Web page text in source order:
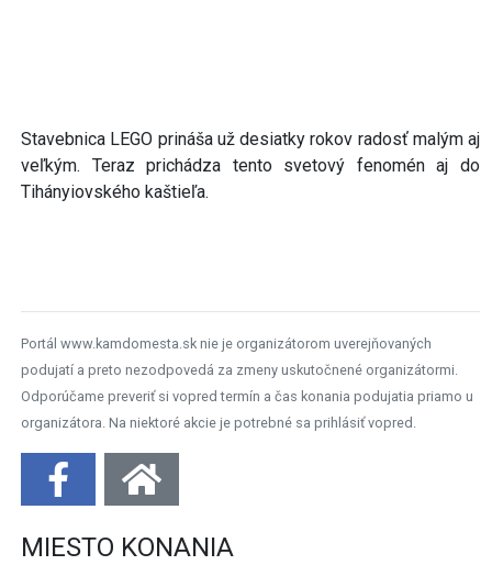
Stavebnica LEGO prináša už desiatky rokov radosť malým aj
veľkým. Teraz prichádza tento svetový fenomén aj do
Tihányiovského kaštieľa.
Portál www.kamdomesta.sk nie je organizátorom uverejňovaných
podujatí a preto nezodpovedá za zmeny uskutočnené organizátormi.
Odporúčame preveriť si vopred termín a čas konania podujatia priamo u
organizátora. Na niektoré akcie je potrebné sa prihlásiť vopred.
MIESTO KONANIA